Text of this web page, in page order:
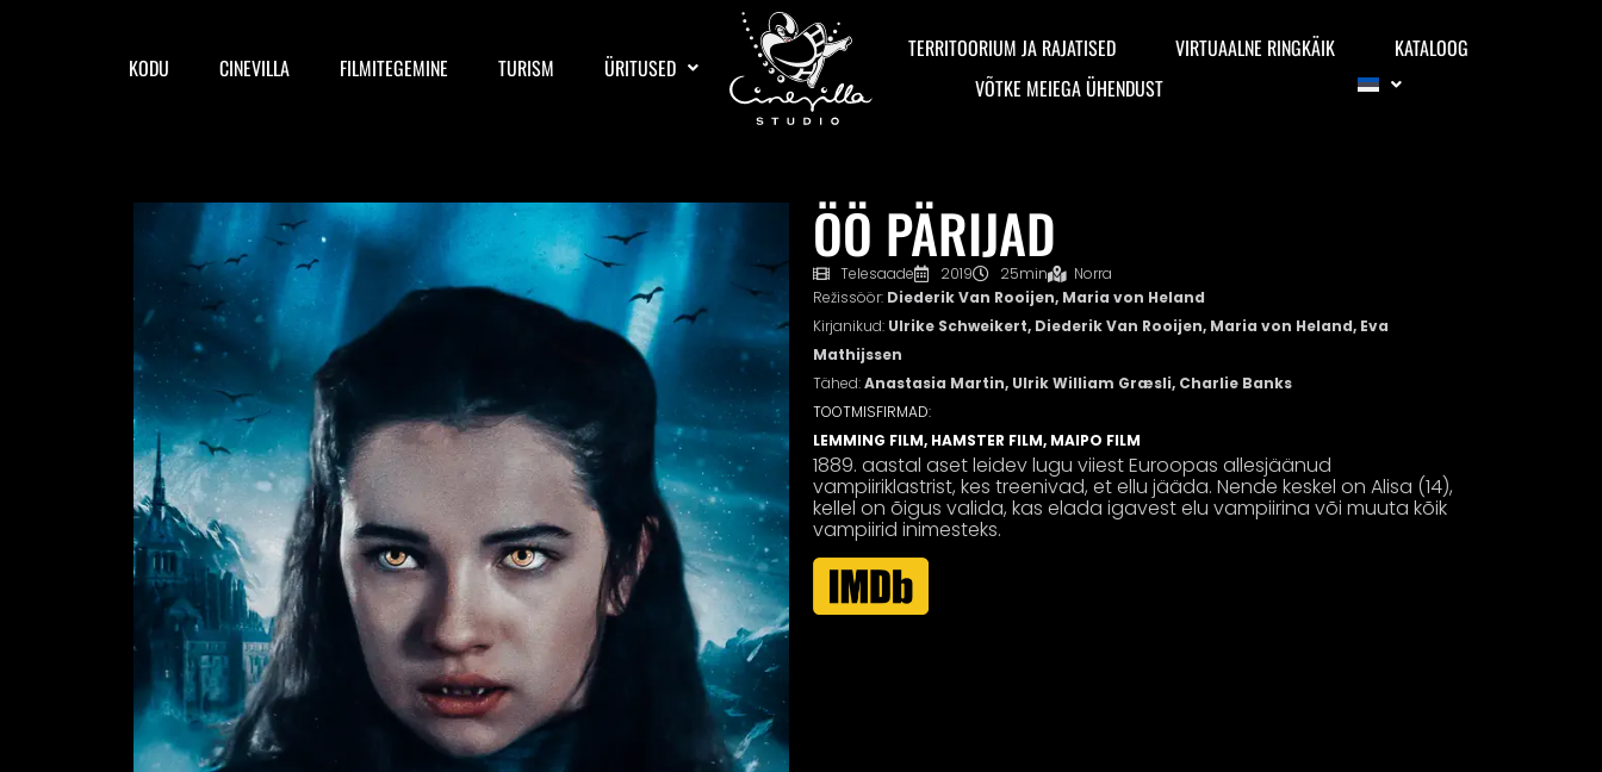
KODU CINEVILLA FILMITEGEMINE TURISM ÜRITUSED
TERRITOORIUM JA RAJATISED VIRTUAALNE RINGKÄIK
KATALOOG
VÕTKE MEIEGA ÜHENDUST
ÖÖ PÄRIJAD
Telesaade 2019 25min
Norra
Režissöör: Diederik Van Rooijen, Maria von Heland
Kirjanikud: Ulrike Schweikert, Diederik Van Rooijen, Maria von Heland, Eva
Mathijssen
Tähed:Anastasia Martin, Ulrik William Græsli, Charlie Banks
TOOTMISFIRMAD:
LEMMING FILM, HAMSTER FILM, MAIPO FILM
1889. aastal aset leidev lugu viiest Euroopas allesjäänud
vampiiriklastrist, kes treenivad, et ellu jääda. Nende keskel on Alisa (14),
kellel on õigus valida, kas elada igavest elu vampiirina või muuta kõik
vampiirid inimesteks.